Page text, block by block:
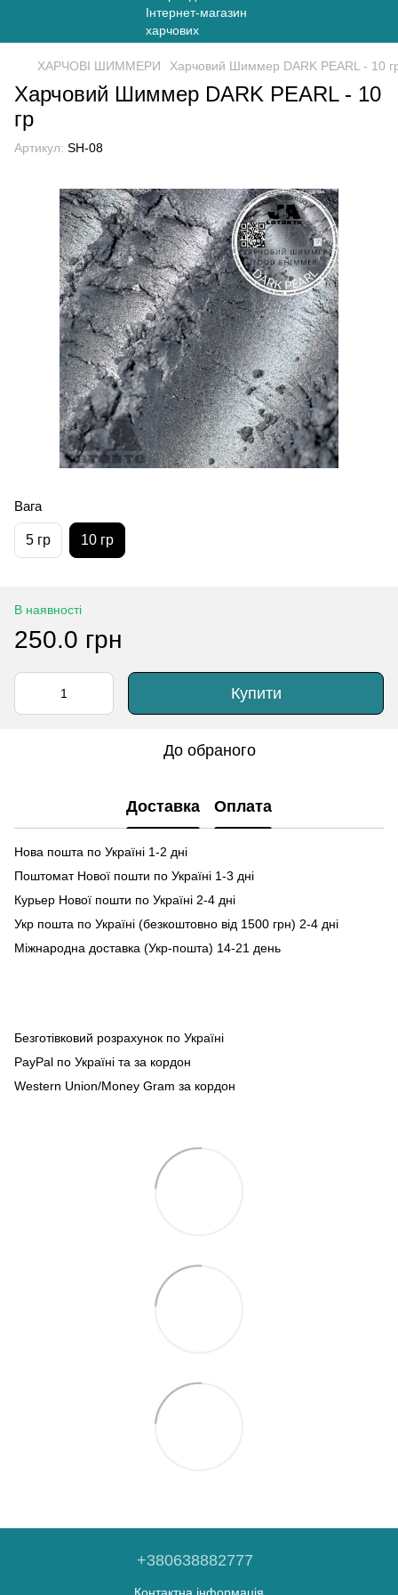
ХАРЧОВІ ШИММЕРИ Харчовий Шиммер DARK PEARL - 10
Харчовий Шиммер DARK PEARL - 10
гр
Артикул: SH-08
Вага
5 гр 10 гр
В наявності
250.0 грн
Купити
До обраного
Доставка Оплата
Нова пошта по Україні 1-2 дні
Поштомат Нової пошти по Україні 1-3 дні
Курьер Нової пошти по Україні 2-4 дні
Укр пошта по Україні (безкоштовно від 1500 грн) 2-4 дні
Міжнародна доставка (Укр-пошта) 14-21 день
Безготівковий розрахунок по Україні
PayPal по Україні та за кордон
Western Union/Money Gram за кордон
+380638882777